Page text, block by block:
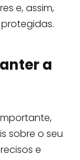
e, assim,
a
sobre o seu
e